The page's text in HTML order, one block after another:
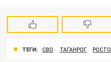
ТЕГИ: СВО ТАГАНРОГ